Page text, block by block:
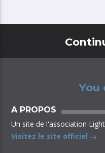
You
A PROPOS
Un site de l'association
Visitez le site officiel